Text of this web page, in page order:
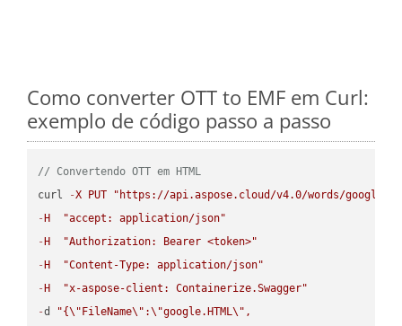
Como converter OTT to EMF em Curl:
exemplo de código passo a passo
// Convertendo OTT em HTML
curl
-X PUT
"https://api.aspose.cloud/v4.0/words/
- H
"accept: application/json"
- H
"Authorization: Bearer <token>"
- H
"Content-Type: application/json"
- H
"x-aspose-client: Containerize.Swagger"
-d "{\" FileName\" :\"google.HTML\" ,